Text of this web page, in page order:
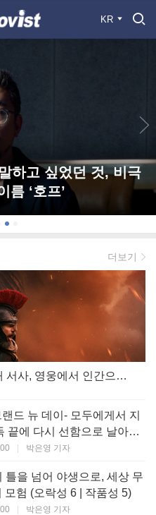
KR
하고 싶었던 것, 비극
름 ‘호프’
더보기
오디세이- IMAX로 부활한 고대 서사, 영웅에서 인간으로의 귀환 (오락성 9 | 작품성 9)
드 뉴 데이- 모두에게서 지
끝에 다시 선함으로 날아오
| 작품성 8)
박은영 기자
틀을 넘어 야생으로, 세상 무
모험 (오락성 6 | 작품성 5)
박은영 기자